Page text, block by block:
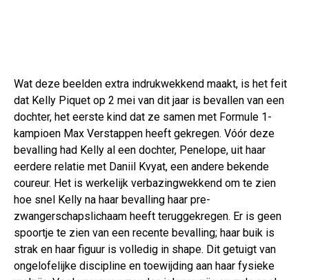
Wat deze beelden extra indrukwekkend maakt, is het feit
dat Kelly Piquet op 2 mei van dit jaar is bevallen van een
dochter, het eerste kind dat ze samen met Formule 1-
kampioen Max Verstappen heeft gekregen. Vóór deze
bevalling had Kelly al een dochter, Penelope, uit haar
eerdere relatie met Daniil Kvyat, een andere bekende
coureur. Het is werkelijk verbazingwekkend om te zien
hoe snel Kelly na haar bevalling haar pre-
zwangerschapslichaam heeft teruggekregen. Er is geen
spoortje te zien van een recente bevalling; haar buik is
strak en haar figuur is volledig in shape. Dit getuigt van
ongelofelijke discipline en toewijding aan haar fysieke